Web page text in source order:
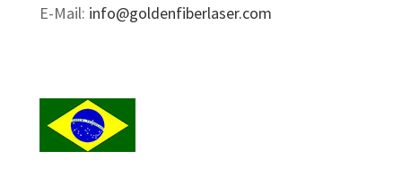
E-Mail: info@goldenfiberlaser.com